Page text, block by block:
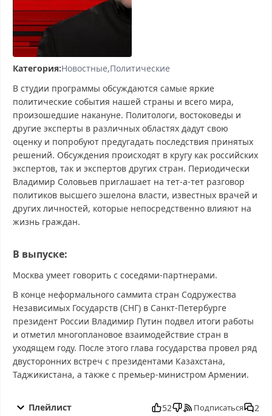
Категория:Новостные Политические
В студии программы обсуждаются самые яркие
политические события нашей страны и всего мира,
произошедшие накануне. Политологи, востоковеды и
другие эксперты в различных областях дадут свою
оценку и попробуют предугадать последствия принятых
решений. Обсуждения происходят в кругу как российских
экспертов, так и экспертов других стран. Периодически
Владимир Соловьев приглашает на тет-а-тет разговор
политиков высшего эшелона власти, известных врачей и
других личностей, которые непосредственно влияют на
жизнь граждан.
В выпуске:
Москва умеет говорить с соседями-партнерами.
В конце неформального саммита стран Содружества
Независимых Государств (СНГ) в Санкт-Петербурге
президент России Владимир Путин подвел итоги работы
и отметил многоплановое взаимодействие стран в
уходящем году. После этого глава государства провел ряд
двусторонних встреч с президентами Казахстана,
Таджикистана, а также с премьер-министром Армении.
бесплатно в хорошем, Вечер с Владимиром Соловьевым от
Плейлист 52 Подписаться 2